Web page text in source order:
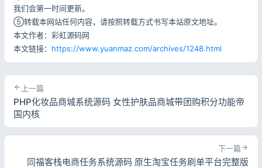
我们会第一时间更新。
⑤转载本网站任何内容，请按照转载方式书写本站原文地址。
本文作者：彩虹源码网
本文链接： https://www.yuanmaz.com/archives/1248.html
上一篇
PHP化妆品商城系统源码 女性护肤品商城带团购积分功能帝
国内核
下一篇
同福客栈电商任务系统源码 原生淘宝任务刷单平台完整版